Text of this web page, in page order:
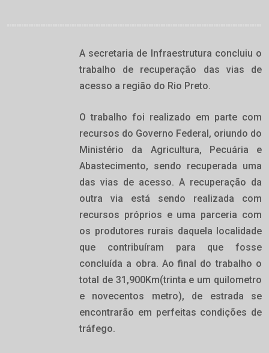
A secretaria de Infraestrutura concluiu o
trabalho de recuperação das vias de
acesso a região do Rio Preto.
O trabalho foi realizado em parte com
recursos do Governo Federal, oriundo do
Ministério da Agricultura, Pecuária e
Abastecimento, sendo recuperada uma
das vias de acesso. A recuperação da
outra via está sendo realizada com
recursos próprios e uma parceria com
os produtores rurais daquela localidade
que contribuíram para que fosse
concluída a obra. Ao final do trabalho o
total de 31,900Km(trinta e um quilometro
e novecentos metro), de estrada se
encontrarão em perfeitas condições de
tráfego.